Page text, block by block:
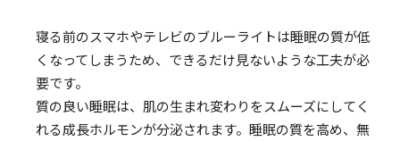
寝る前のスマホやテレビのブルーライトは睡眠の質が低
くなってしまうため、できるだけ見ないような工夫が必
要です。
質の良い睡眠は、肌の生まれ変わりをスムーズにしてく
れる成長ホルモンが分泌されます。睡眠の質を高め、無